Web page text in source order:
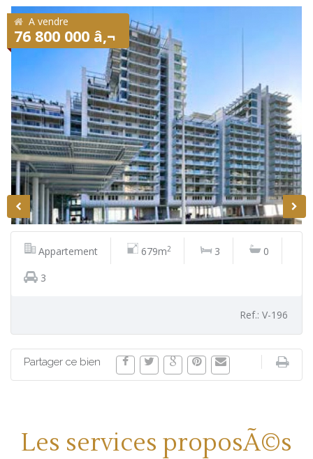
A vendre
76 800 000 â‚¬
Appartement 679m2 3
0
3
Ref.: V-196
Partager ce bien
Les services proposÃ©s